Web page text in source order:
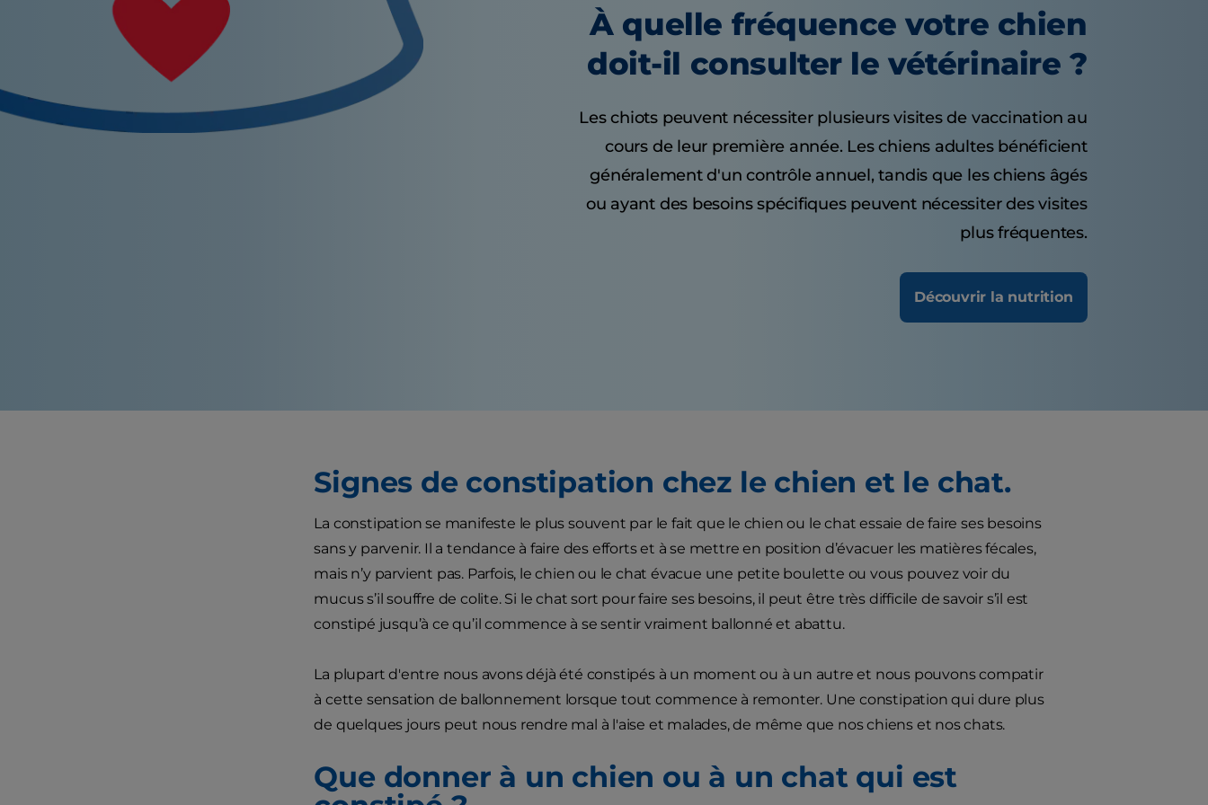
À quelle fréquence votre chien
doit-il consulter le vétérinaire ?
Les chiots peuvent nécessiter plusieurs visites de vaccination au
cours de leur première année. Les chiens adultes bénéficient
généralement d'un contrôle annuel, tandis que les chiens âgés
ou ayant des besoins spécifiques peuvent nécessiter des visites
plus fréquentes.
Découvrir la nutrition
Signes de constipation chez le chien et le chat.
La constipation se manifeste le plus souvent par le fait que le chien ou le chat essaie de faire ses besoins
sans y parvenir. Il a tendance à faire des efforts et à se mettre en position d’évacuer les matières fécales,
mais n’y parvient pas. Parfois, le chien ou le chat évacue une petite boulette ou vous pouvez voir du
mucus s’il souffre de colite. Si le chat sort pour faire ses besoins, il peut être très difficile de savoir s’il est
constipé jusqu’à ce qu’il commence à se sentir vraiment ballonné et abattu.
La plupart d'entre nous avons déjà été constipés à un moment ou à un autre et nous pouvons compatir
à cette sensation de ballonnement lorsque tout commence à remonter. Une constipation qui dure plus
de quelques jours peut nous rendre mal à l'aise et malades, de même que nos chiens et nos chats.
Que donner à un chien ou à un chat qui est